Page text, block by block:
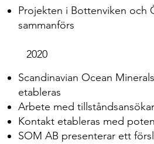
2020
Scandinavian Ocean
etableras
Arbete med
Kontakt etableras med
SOM AB presenterar ett
Projekten i Bottenviken och
sammanförs